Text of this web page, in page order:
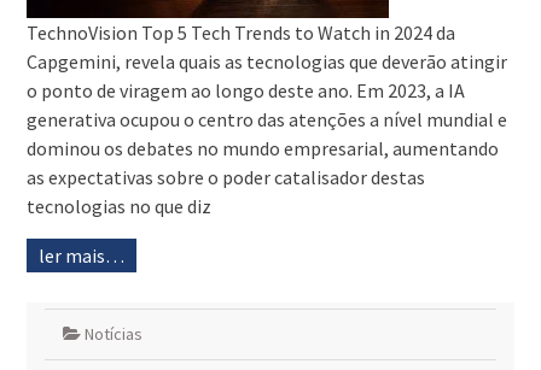
TechnoVision Top 5 Tech Trends to Watch in 2024 da
Capgemini, revela quais as tecnologias que deverão atingir
o ponto de viragem ao longo deste ano. Em 2023, a IA
generativa ocupou o centro das atenções a nível mundial e
dominou os debates no mundo empresarial, aumentando
as expectativas sobre o poder catalisador destas
tecnologias no que diz
ler mais…
Notícias